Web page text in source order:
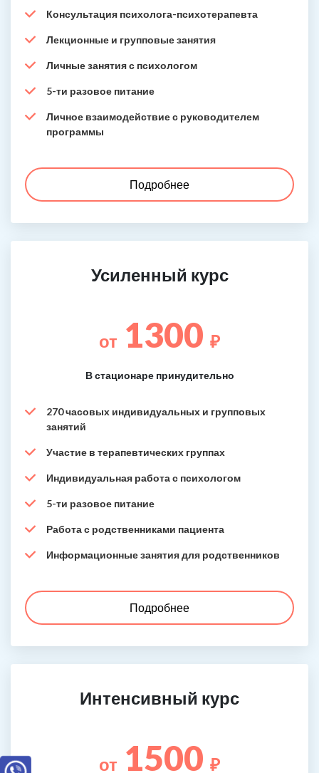
Консультация психолога-психотерапевта
Лекционные и групповые занятия
Личные занятия с психологом
5-ти разовое питание
Личное взаимодействие с руководителем
программы
Подробнее
Усиленный курс
от 1300 ₽
В стационаре принудительно
270 часовых индивидуальных и групповых
занятий
Участие в терапевтических группах
Индивидуальная работа с психологом
5-ти разовое питание
Работа с родственниками пациента
Информационные занятия для родственников
Подробнее
Интенсивный курс
от 1500 ₽